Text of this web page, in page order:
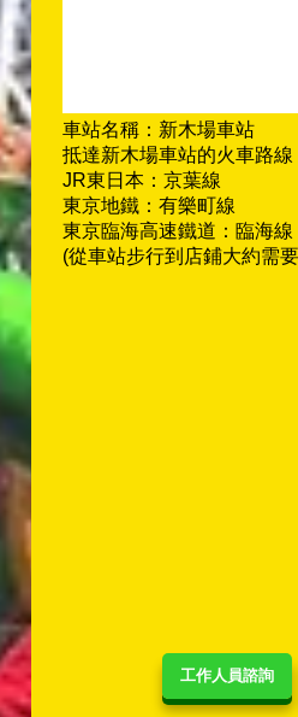
工作人員諮詢
車站名稱：新木場車站
抵達新木場車站的火車路線
JR東日本：京葉線
東京地鐵：有樂町線
東京臨海高速鐵道：臨海線
(從車站步行到店鋪大約需